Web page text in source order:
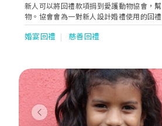
新人可以將回禮款項捐到愛護動物協會，
物。協會會為一對新人設計婚禮使用的回
表示謝意！
婚宴回禮 慈善回禮
Previous